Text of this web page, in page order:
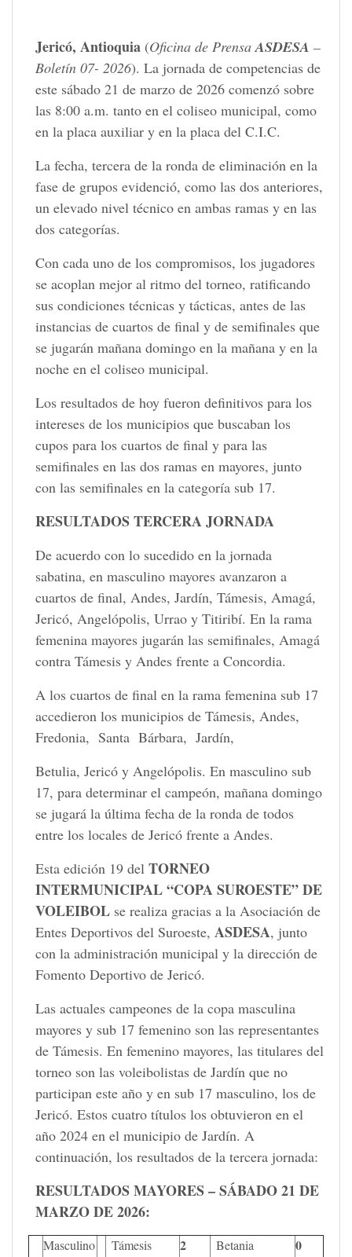
Jericó, Antioquia (Oficina de PrensaASDESA –
Boletín 07- 2026). La jornada de competencias de
este sábado 21 de marzo de 2026 comenzó sobre
las 8:00 a.m. tanto en el coliseo municipal, como
en la placa auxiliar y en la placa del C.I.C.
La fecha, tercera de la ronda de eliminación en la
fase de grupos evidenció, como las dos anteriores,
un elevado nivel técnico en ambas ramas y en las
dos categorías.
Con cada uno de los compromisos, los jugadores
se acoplan mejor al ritmo del torneo, ratificando
sus condiciones técnicas y tácticas, antes de las
instancias de cuartos de final y de semifinales que
se jugarán mañana domingo en la mañana y en la
noche en el coliseo municipal.
Los resultados de hoy fueron definitivos para los
intereses de los municipios que buscaban los
cupos para los cuartos de final y para las
semifinales en las dos ramas en mayores, junto
con las semifinales en la categoría sub 17.
RESULTADOS TERCERA JORNADA
De acuerdo con lo sucedido en la jornada
sabatina, en masculino mayores avanzaron a
cuartos de final, Andes, Jardín, Támesis, Amagá,
Jericó, Angelópolis, Urrao y Titiribí. En la rama
femenina mayores jugarán las semifinales, Amagá
contra Támesis y Andes frente a Concordia.
A los cuartos de final en la rama femenina sub 17
accedieron los municipios de Támesis, Andes,
Fredonia, Santa Bárbara, Jardín,
Betulia, Jericó y Angelópolis. En masculino sub
17, para determinar el campeón, mañana domingo
se jugará la última fecha de la ronda de todos
entre los locales de Jericó frente a Andes.
Esta edición 19 del TORNEO
INTERMUNICIPAL “COPA SUROESTE” DE
VOLEIBOL se realiza gracias a la Asociación de
Entes Deportivos del Suroeste, ASDESA, junto
con la administración municipal y la dirección de
Fomento Deportivo de Jericó.
Las actuales campeones de la copa masculina
mayores y sub 17 femenino son las representantes
de Támesis. En femenino mayores, las titulares del
torneo son las voleibolistas de Jardín que no
participan este año y en sub 17 masculino, los de
Jericó. Estos cuatro títulos los obtuvieron en el
año 2024 en el municipio de Jardín. A
continuación, los resultados de la tercera jornada:
RESULTADOS MAYORES – SÁBADO 21 DE
MARZO DE 2026:
Masculino Támesis 2 Betania 0